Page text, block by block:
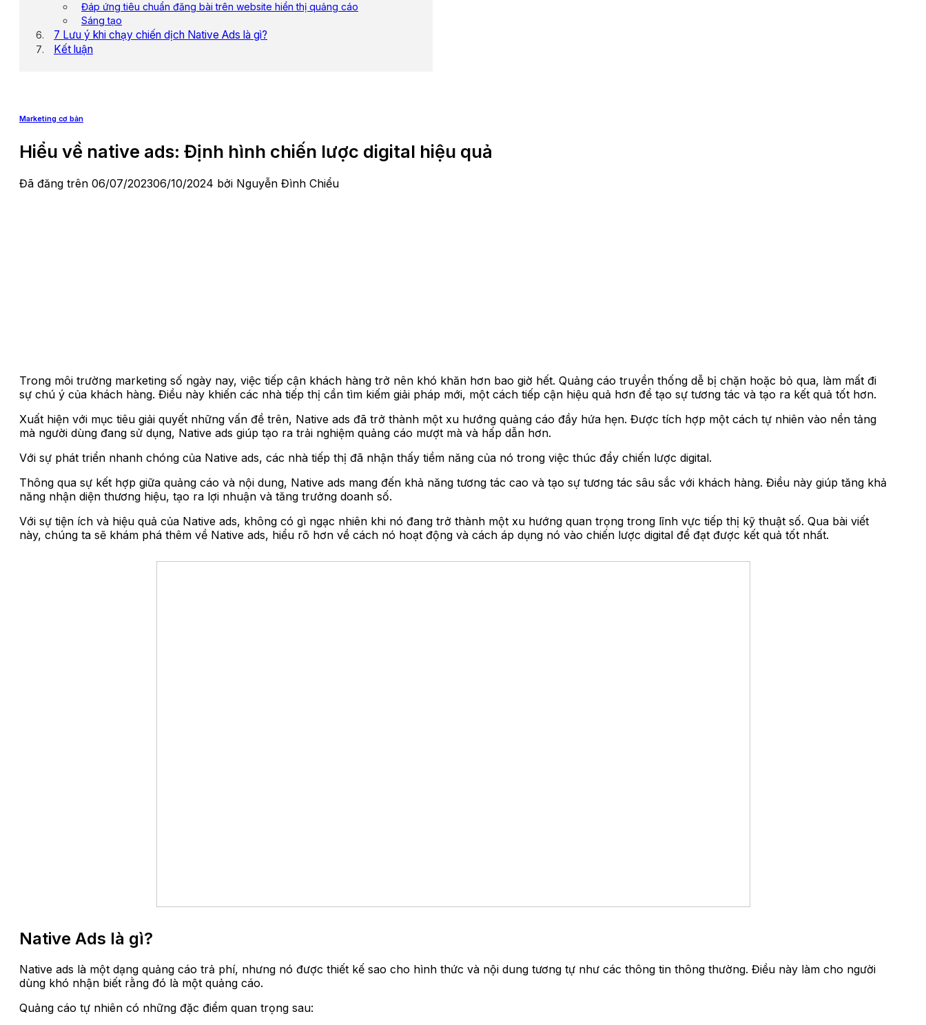
Đáp ứng tiêu chuẩn đăng bài trên website hiển thị quảng cáo
Sáng tạo
7 Lưu ý khi chạy chiến dịch Native Ads là gì?
Kết luận
Marketing cơ bản
Hiểu về native ads: Định hình chiến lược digital hiệu quả
Đã đăng trên 06/07/202306/10/2024 bởi Nguyễn Đình Chiểu
Trong môi trường marketing số ngày nay, việc tiếp cận khách hàng trở nên khó khăn hơn bao giờ hết. Quảng cáo truyền thống dễ bị chặn hoặc bỏ qua, làm mất đi
sự chú ý của khách hàng. Điều này khiến các nhà tiếp thị cần tìm kiếm giải pháp mới, một cách tiếp cận hiệu quả hơn để tạo sự tương tác và tạo ra kết quả tốt hơn.
Xuất hiện với mục tiêu giải quyết những vấn đề trên, Native ads đã trở thành một xu hướng quảng cáo đầy hứa hẹn. Được tích hợp một cách tự nhiên vào nền tảng
mà người dùng đang sử dụng, Native ads giúp tạo ra trải nghiệm quảng cáo mượt mà và hấp dẫn hơn.
Với sự phát triển nhanh chóng của Native ads, các nhà tiếp thị đã nhận thấy tiềm năng của nó trong việc thúc đẩy chiến lược digital.
Thông qua sự kết hợp giữa quảng cáo và nội dung, Native ads mang đến khả năng tương tác cao và tạo sự tương tác sâu sắc với khách hàng. Điều này giúp tăng khả
năng nhận diện thương hiệu, tạo ra lợi nhuận và tăng trưởng doanh số.
Với sự tiện ích và hiệu quả của Native ads, không có gì ngạc nhiên khi nó đang trở thành một xu hướng quan trọng trong lĩnh vực tiếp thị kỹ thuật số. Qua bài viết
này, chúng ta sẽ khám phá thêm về Native ads, hiểu rõ hơn về cách nó hoạt động và cách áp dụng nó vào chiến lược digital để đạt được kết quả tốt nhất.
Native Ads là gì?
Native ads là một dạng quảng cáo trả phí, nhưng nó được thiết kế sao cho hình thức và nội dung tương tự như các thông tin thông thường. Điều này làm cho người
dùng khó nhận biết rằng đó là một quảng cáo.
Quảng cáo tự nhiên có những đặc điểm quan trọng sau: